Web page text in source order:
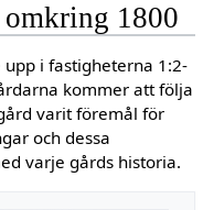
1800
i fast­igheterna 1:2-
kommer att följa
varit föremål för
och dessa
varje gårds historia.